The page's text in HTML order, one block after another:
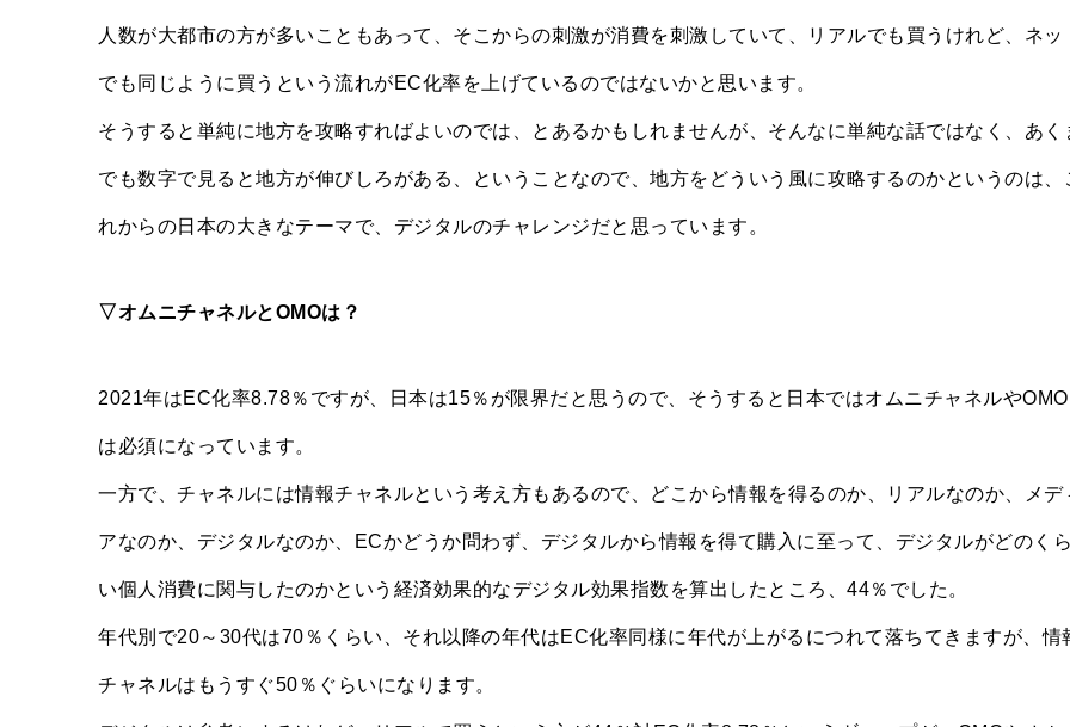
人数が大都市の方が多いこともあって、そこからの刺激が消費を刺激していて、リアルでも買うけれど、ネッ
でも同じように買うという流れがEC化率を上げているのではないかと思います。
そうすると単純に地方を攻略すればよいのでは、とあるかもしれませんが、そんなに単純な話ではなく、あく
でも数字で見ると地方が伸びしろがある、ということなので、地方をどういう風に攻略するのかというのは、
れからの日本の大きなテーマで、デジタルのチャレンジだと思っています。
▽オムニチャネルとOMOは？
2021年はEC化率8.78％ですが、日本は15％が限界だと思うので、そうすると日本ではオムニチャネルやOMO
は必須になっています。
一方で、チャネルには情報チャネルという考え方もあるので、どこから情報を得るのか、リアルなのか、メデ
アなのか、デジタルなのか、ECかどうか問わず、デジタルから情報を得て購入に至って、デジタルがどのくら
い個人消費に関与したのかという経済効果的なデジタル効果指数を算出したところ、44％でした。
年代別で20～30代は70％くらい、それ以降の年代はEC化率同様に年代が上がるにつれて落ちてきますが、情
チャネルはもうすぐ50％ぐらいになります。